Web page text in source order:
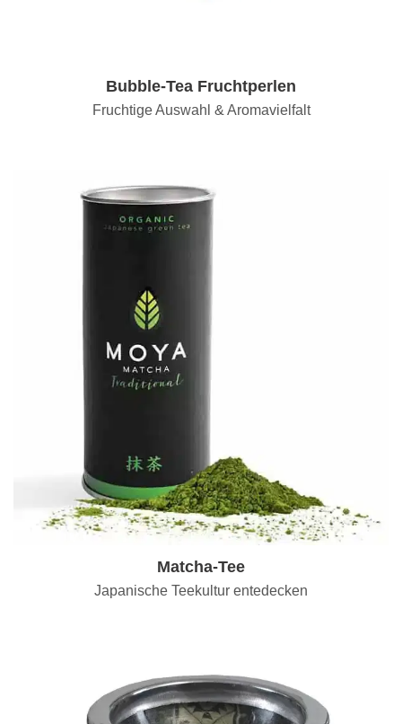
Bubble-Tea Fruchtperlen
Fruchtige Auswahl & Aromavielfalt
Matcha-Tee
Japanische Teekultur entedecken